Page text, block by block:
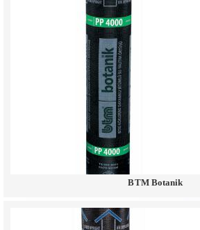
BTM Botanik